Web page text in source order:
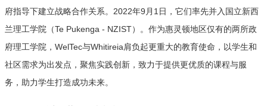
府指导下建立战略合作关系。2022年9月1日，它们率先并入国立新西
兰理工学院（Te Pukenga - NZIST）。作为惠灵顿地区仅有的两所政
府理工学院，WelTec与Whitireia肩负起更重大的教育使命，以学生和
社区需求为出发点，聚焦实践创新，致力于提供更优质的课程与服
务，助力学生打造成功未来。